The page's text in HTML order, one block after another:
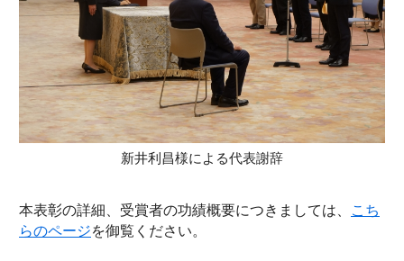
新井利昌様による代表謝辞
本表彰の詳細、受賞者の功績概要につきましては、
こち
らのページを御覧ください。